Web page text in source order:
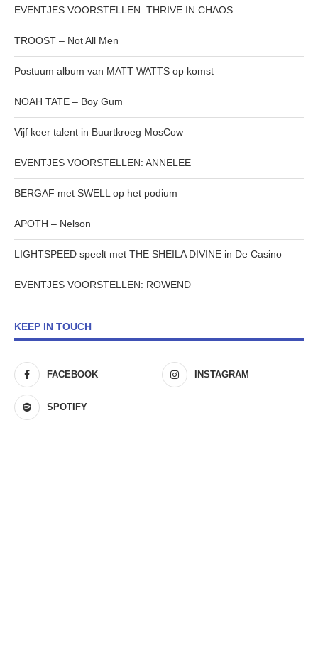
EVENTJES VOORSTELLEN: THRIVE IN CHAOS
TROOST – Not All Men
Postuum album van MATT WATTS op komst
NOAH TATE – Boy Gum
Vijf keer talent in Buurtkroeg MosCow
EVENTJES VOORSTELLEN: ANNELEE
BERGAF met SWELL op het podium
APOTH – Nelson
LIGHTSPEED speelt met THE SHEILA DIVINE in De Casino
EVENTJES VOORSTELLEN: ROWEND
KEEP IN TOUCH
FACEBOOK INSTAGRAM
SPOTIFY